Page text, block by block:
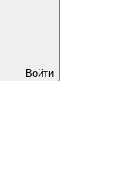
Войти